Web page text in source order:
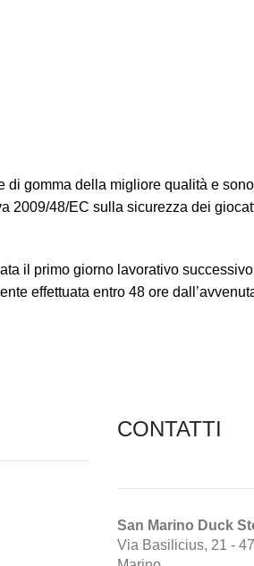
di gomma della migliore qualità e
2009/48/EC sulla sicurezza dei
il primo giorno lavorativo
effettuata entro 48 ore
CONTATTI
San Marino Duck
Via Basilicius, 21 -